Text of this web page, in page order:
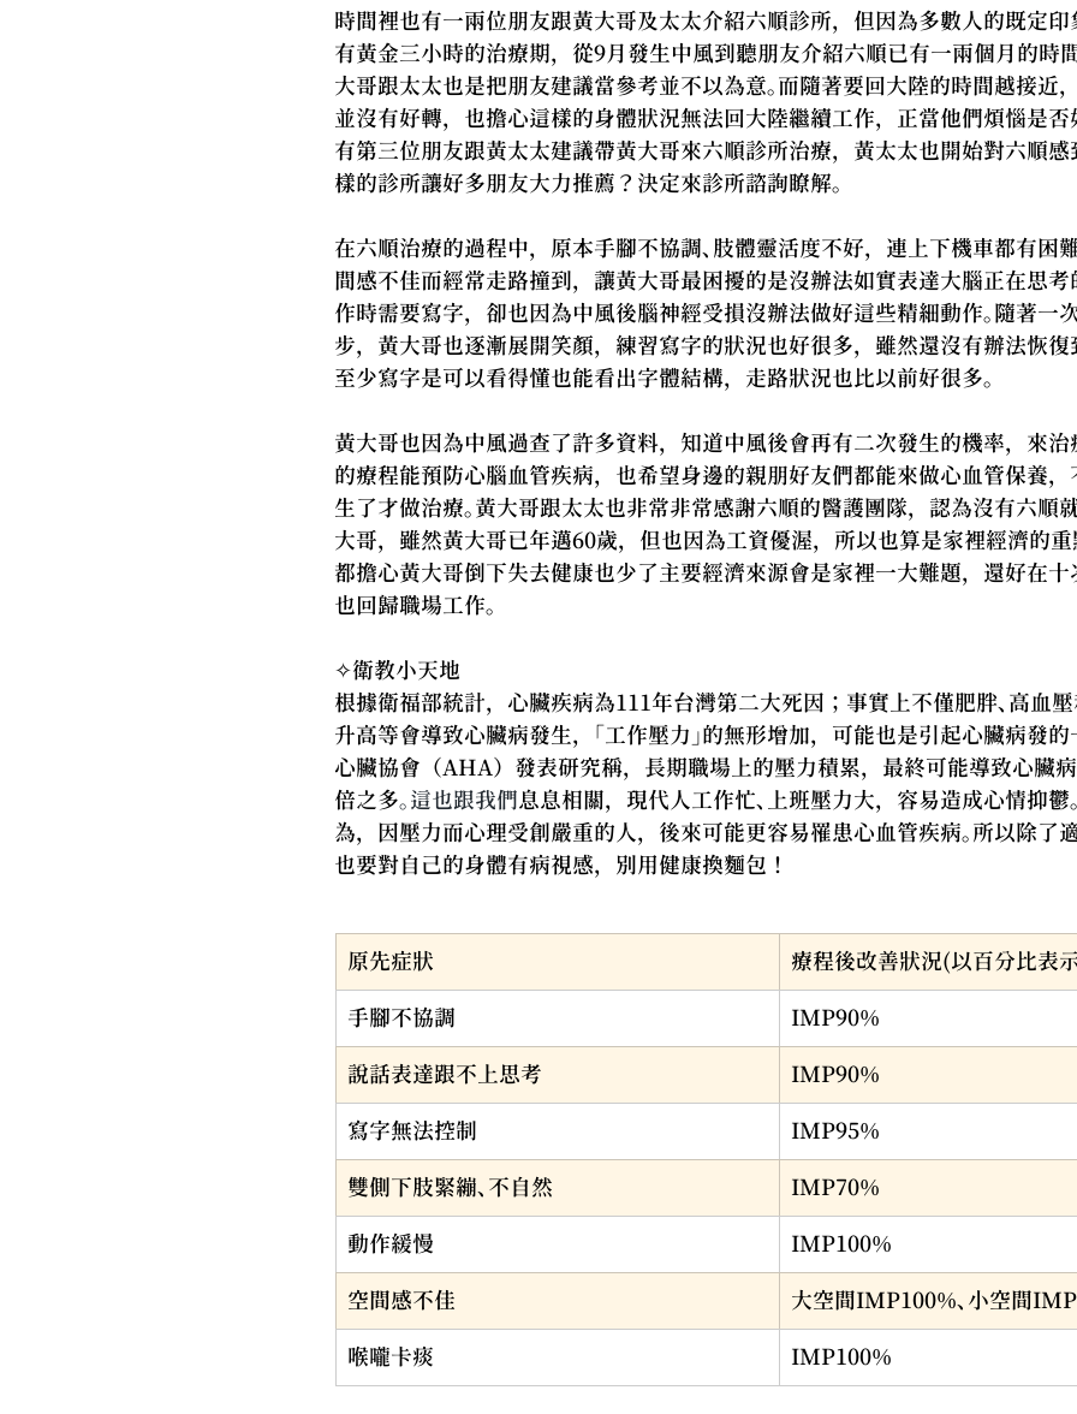
時間裡也有一兩位朋友跟黃大哥及太太介紹六順診所，但因為多數人的既定印
有黃金三小時的治療期，從9月發生中風到聽朋友介紹六順已有一兩個月的時
大哥跟太太也是把朋友建議當參考並不以為意。而隨著要回大陸的時間越接近
並沒有好轉，也擔心這樣的身體狀況無法回大陸繼續工作，正當他們煩惱是否
有第三位朋友跟黃太太建議帶黃大哥來六順診所治療，黃太太也開始對六順感
樣的診所讓好多朋友大力推薦？決定來診所諮詢瞭解。
在六順治療的過程中，原本手腳不協調、肢體靈活度不好，連上下機車都有困
間感不佳而經常走路撞到，讓黃大哥最困擾的是沒辦法如實表達大腦正在思考
作時需要寫字，卻也因為中風後腦神經受損沒辦法做好這些精細動作。隨著一
步，黃大哥也逐漸展開笑顏，練習寫字的狀況也好很多，雖然還沒有辦法恢復
至少寫字是可以看得懂也能看出字體結構，走路狀況也比以前好很多。
黃大哥也因為中風過查了許多資料，知道中風後會再有二次發生的機率，來治
的療程能預防心腦血管疾病，也希望身邊的親朋好友們都能來做心血管保養，
生了才做治療。黃大哥跟太太也非常非常感謝六順的醫護團隊，認為沒有六順
大哥，雖然黃大哥已年邁60歲，但也因為工資優渥，所以也算是家裡經濟的
都擔心黃大哥倒下失去健康也少了主要經濟來源會是家裡一大難題，還好在十
也回歸職場工作。
✧衛教小天地
根據衛福部統計，心臟疾病為111年台灣第二大死因；事實上不僅肥胖、高血
升高等會導致心臟病發生，「工作壓力」的無形增加，可能也是引起心臟病發的
心臟協會（AHA）發表研究稱，長期職場上的壓力積累，最終可能導致心臟
倍之多。這也跟我們 息息相關，現代人工作忙、上班壓力大，容易造成心情抑鬱
為，因壓力而心理受創嚴重的人，後來可能更容易罹患心血管疾病。所以除了
也要對自己的身體有病視感，別用健康換麵包！
原先症狀 療程後改善狀況(以百分比表
手腳不協調 IMP90%
說話表達跟不上思考 IMP90%
寫字無法控制 IMP95%
雙側下肢緊繃、不自然 IMP70%
動作緩慢 IMP100%
空間感不佳 大空間IMP100%、小空間
喉嚨卡痰 IMP100%